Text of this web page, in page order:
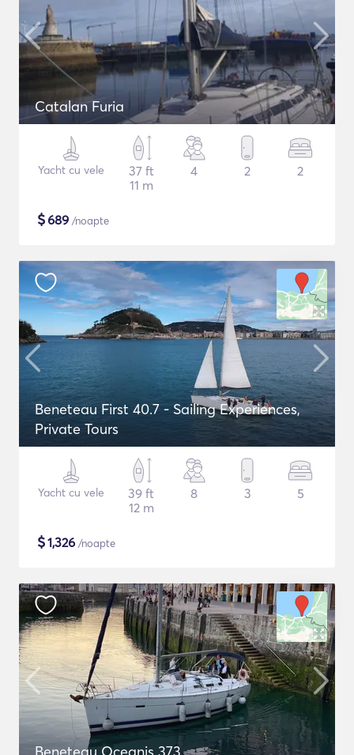
Catalan Furia
Yacht cu vele
37 ft
11 m
4 2 2
$689 /noapte
Beneteau First 40.7 - Sailing Experiences,
Private Tours
Yacht cu vele
39 ft
12 m
8 3 5
$1,326 /noapte